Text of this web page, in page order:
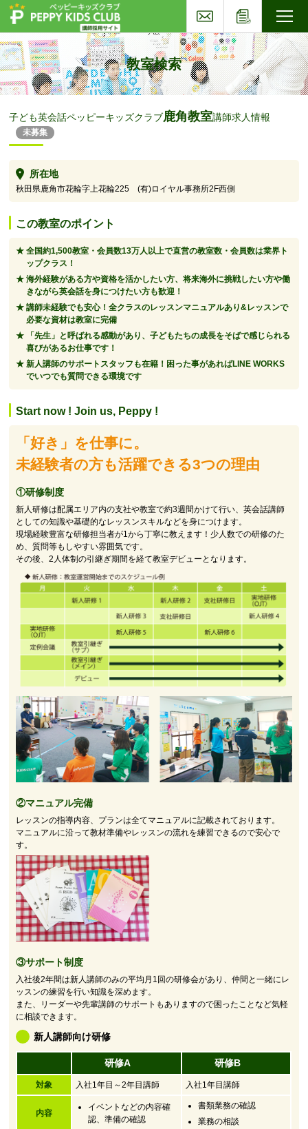
教室検索
子ども英会話ペッピーキッズクラブ鹿角教室講師求人情報
未募集
所在地
秋田県鹿角市花輪字上花輪225 (有)ロイヤル事務所2F西側
この教室のポイント
全国約1,500教室・会員数13万人以上で直営の教室数・会員数は業界ト
ップクラス！
海外経験がある方や資格を活かしたい方、将来海外に挑戦したい方や働
きながら英会話を身につけたい方も歓迎！
講師未経験でも安心！全クラスのレッスンマニュアルあり&レッスンで
必要な資材は教室に完備
「先生」と呼ばれる感動があり、子どもたちの成長をそばで感じられる
喜びがあるお仕事です！
新人講師のサポートスタッフも在籍！困った事があればLINE WORKS
でいつでも質問できる環境です
Start now ! Join us, Peppy !
「好き」を仕事に。
未経験者の方も活躍できる3つの理由
①研修制度
新人研修は配属エリア内の支社や教室で約3週間かけて行い、英会話講師
としての知識や基礎的なレッスンスキルなどを身につけます。
現場経験豊富な研修担当者が1から丁寧に教えます！少人数での研修のた
め、質問等もしやすい雰囲気です。
その後、2人体制の引継ぎ期間を経て教室デビューとなります。
②マニュアル完備
レッスンの指導内容、プランは全てマニュアルに記載されております。
マニュアルに沿って教材準備やレッスンの流れを練習できるので安心で
す。
③サポート制度
入社後2年間は新人講師のみの平均月1回の研修会があり、仲間と一緒にレ
ッスンの練習を行い知識を深めます。
また、リーダーや先輩講師のサポートもありますので困ったことなど気軽
に相談できます。
新人講師向け研修
研修A 研修B
対象 入社1年目～2年目講師 入社1年目講師
内容
イベントなどの内容確
認、準備の確認
書類業務の確認
業務の相談